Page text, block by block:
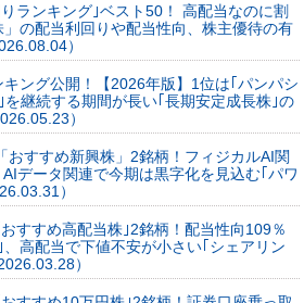
ランキング｣ベスト50！ 高配当なのに割
の配当利回りや配当性向、株主優待の有
）
ング公開！【2026年版】1位は｢パンパシ
継続する期間が長い｢長期安定成長株｣の
）
おすすめ新興株」2銘柄！フィジカルAI関
データ関連で今期は黒字化を見込む｢パワ
）
すすめ高配当株｣2銘柄！配当性向109％
高配当で下値不安が小さい｢シェアリン
）